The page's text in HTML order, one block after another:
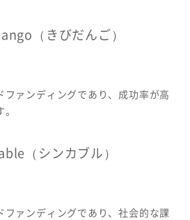
（きびだんご）
ァンディングであり、成功率が高
（シンカブル）
ファンディングであり、社会的な課